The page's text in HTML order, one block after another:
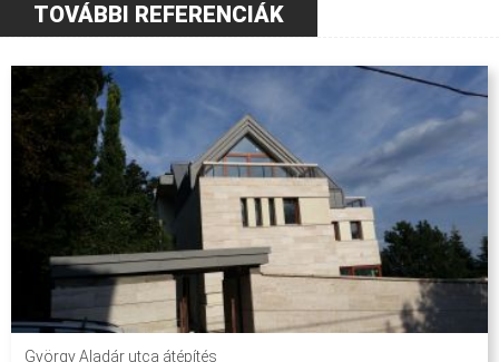
TOVÁBBI REFERENCIÁK
György Aladár utca átépítés